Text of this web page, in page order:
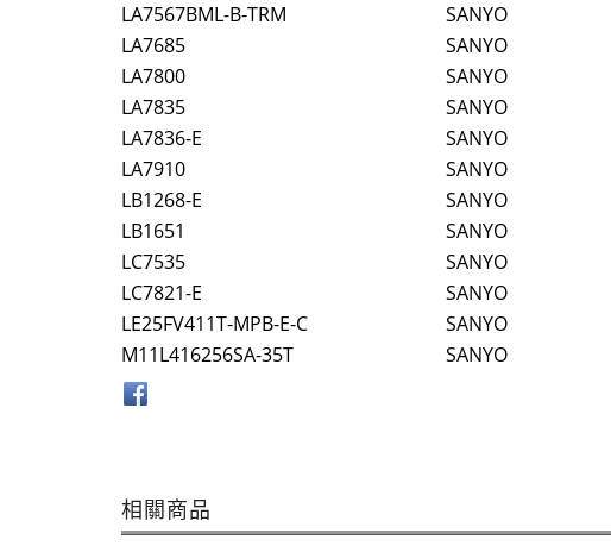
LA7567BML-B-TRM
SANYO
LA7685
SANYO
LA7800
SANYO
LA7835
SANYO
LA7836-E
SANYO
LA7910
SANYO
LB1268-E
SANYO
LB1651
SANYO
LC7535
SANYO
LC7821-E
SANYO
LE25FV411T-MPB-E-C
SANYO
M11L416256SA-35T
SANYO
相關商品